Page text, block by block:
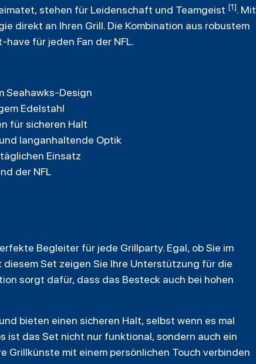
stehen für Leidenschaft und Teamgeist [1]. Mit
direkt an Ihren Grill. Die Kombination aus robustem
für jeden Fan der NFL.
Seahawks-Design
Edelstahl
für sicheren Halt
langanhaltende Optik
Einsatz
der NFL
Begleiter für jede Grillparty. Egal, ob Sie im
diesem Set zeigen Sie Ihre Unterstützung für die
sorgt dafür, dass das Besteck auch bei hohen
bieten einen sicheren Halt, selbst wenn es mal
ist das Set nicht nur funktional, sondern auch ein
Grillkünste mit einem persönlichen Touch verbinden